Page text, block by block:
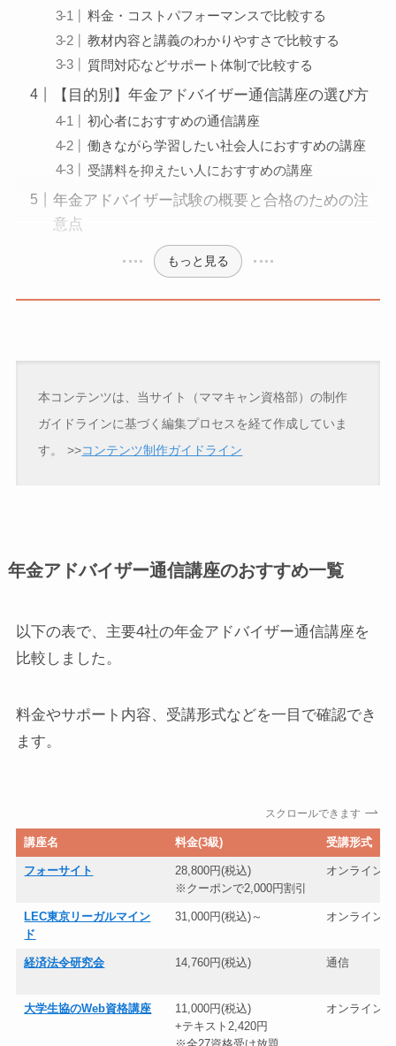
料金・コストパフォーマンスで比較する
教材内容と講義のわかりやすさで比較する
質問対応などサポート体制で比較する
【目的別】年金アドバイザー通信講座の選び方
初心者におすすめの通信講座
働きながら学習したい社会人におすすめの講座
受講料を抑えたい人におすすめの講座
年金アドバイザー試験の概要と合格のための注
意点
もっと見る
本コンテンツは、当サイト（ママキャン資格部）の制作
ガイドラインに基づく編集プロセスを経て作成していま
す。
>>コンテンツ制作ガイドライン
年金アドバイザー通信講座のおすすめ一覧
以下の表で、主要4社の年金アドバイザー通信講座を
比較しました。
料金やサポート内容、受講形式などを一目で確認でき
ます。
スクロールできます
講座名 料金(3級) 受講形式
フォーサイト
28,800円(税込)
※クーポンで2,000円割引
オンライン
LEC東京リーガルマイン
ド
31,000円(税込)～ オンライン
経済法令研究会 14,760円(税込) 通信
大学生協のWeb資格講座
11,000円(税込)
+テキスト2,420円
オンライン